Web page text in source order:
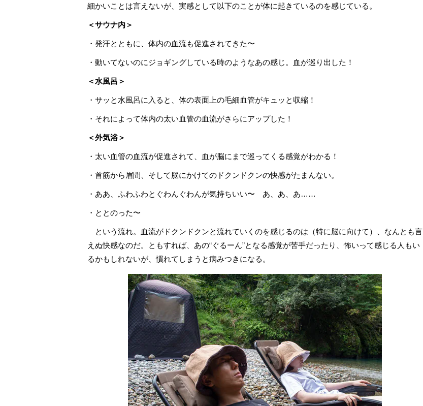
細かいことは言えないが、実感として以下のことが体に起きているのを感じている。
＜サウナ内＞
・発汗とともに、体内の血流も促進されてきた〜
・動いてないのにジョギングしている時のようなあの感じ。血が巡り出した！
＜水風呂＞
・サッと水風呂に入ると、体の表面上の毛細血管がキュッと収縮！
・それによって体内の太い血管の血流がさらにアップした！
＜外気浴＞
・太い血管の血流が促進されて、血が脳にまで巡ってくる感覚がわかる！
・首筋から眉間、そして脳にかけてのドクンドクンの快感がたまんない。
・ああ、ふわふわとぐわんぐわんが気持ちいい〜 あ、あ、あ……
・ととのった〜
という流れ。血流がドクンドクンと流れていくのを感じるのは（特に脳に向けて）、なんとも言
えぬ快感なのだ。ともすれば、あの“ぐるーん”となる感覚が苦手だったり、怖いって感じる人もい
るかもしれないが、慣れてしまうと病みつきになる。